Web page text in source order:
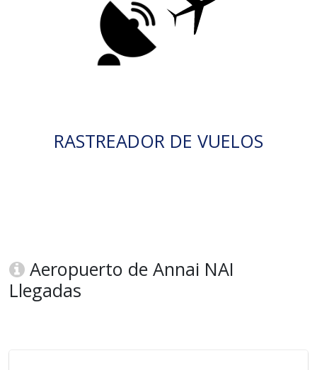
RASTREADOR DE VUELOS
Aeropuerto de Annai NAI
Llegadas